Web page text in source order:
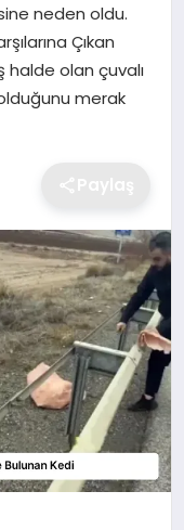
neden oldu.
Çıkan
halde olan çuvalı
merak